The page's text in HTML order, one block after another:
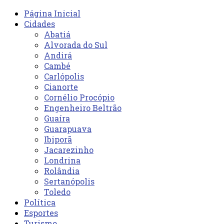
Página Inicial
Cidades
Abatiá
Alvorada do Sul
Andirá
Cambé
Carlópolis
Cianorte
Cornélio Procópio
Engenheiro Beltrão
Guaíra
Guarapuava
Ibiporã
Jacarezinho
Londrina
Rolândia
Sertanópolis
Toledo
Política
Esportes